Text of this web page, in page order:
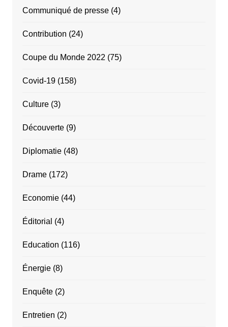
Communiqué de presse(4)
Contribution (24)
Coupe du Monde 2022 (75)
Covid-19(158)
Culture(3)
Découverte(9)
Diplomatie(48)
Drame(172)
Economie(44)
Éditorial (4)
Education (116)
Énergie(8)
Enquête(2)
Entretien (2)